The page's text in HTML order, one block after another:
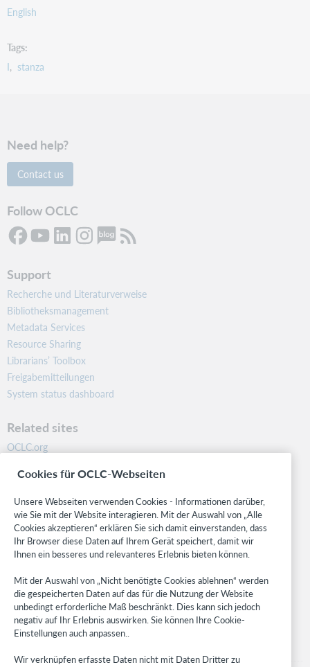
English
Tags
I
stanza
Need help?
Contact us
Follow OCLC
Support
Recherche und Literaturverweise
Bibliotheksmanagement
Metadata Services
Resource Sharing
Librarians’ Toolbox
Freigabemitteilungen
System status dashboard
Related sites
OCLC.org
Community
Research
WebJunction
Developer Network
Stay in the know.
Get the latest product updates, research, events, and much more—
right to your inbox.
Subscribe now
Cookies für OCLC-Webseiten
Unsere Webseiten verwenden Cookies - Informationen darüber,
wie Sie mit der Website interagieren. Mit der Auswahl von „Alle
Cookies akzeptieren“ erklären Sie sich damit einverstanden, dass
Ihr Browser diese Daten auf Ihrem Gerät speichert, damit wir
Ihnen ein besseres und relevanteres Erlebnis bieten können.
Mit der Auswahl von „Nicht benötigte Cookies ablehnen“ werden
die gespeicherten Daten auf das für die Nutzung der Website
unbedingt erforderliche Maß beschränkt. Dies kann sich jedoch
negativ auf Ihr Erlebnis auswirken. Sie können Ihre Cookie-
Einstellungen auch anpassen..
Wir verknüpfen erfasste Daten nicht mit Daten Dritter zu